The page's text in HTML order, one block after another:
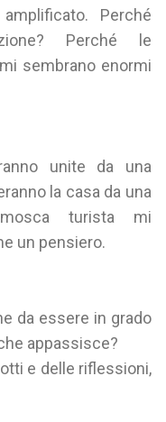
Perché
Perché le
sembrano enormi
unite da una
la casa da una
turista mi
un pensiero.
da essere in grado
appassisce?
e delle riflessioni,